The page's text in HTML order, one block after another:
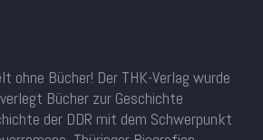
ohne Bücher! Der THK-Verlag wurde
Bücher zur Geschichte
der DDR mit dem Schwerpunkt